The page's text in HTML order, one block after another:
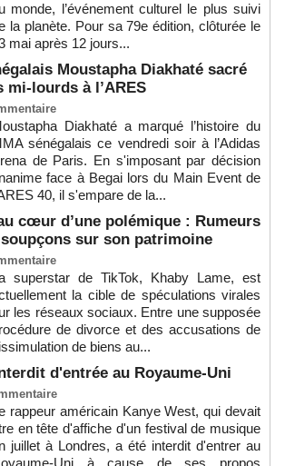
monde, l’événement culturel le plus suivi
la planète. Pour sa 79e édition, clôturée le
mai après 12 jours...
Moustapha Diakhaté sacré
mi-lourds à l’ARES
Diakhaté a marqué l’histoire du
sénégalais ce vendredi soir à l’Adidas
de Paris. En s'imposant par décision
face à Begai lors du Main Event de
40, il s'empare de la...
cœur d’une polémique : Rumeurs
sur son patrimoine
superstar de TikTok, Khaby Lame, est
la cible de spéculations virales
les réseaux sociaux. Entre une supposée
de divorce et des accusations de
de biens au...
d'entrée au Royaume-Uni
rappeur américain Kanye West, qui devait
en tête d'affiche d'un festival de musique
juillet à Londres, a été interdit d'entrer au
Uni à cause de ses propos